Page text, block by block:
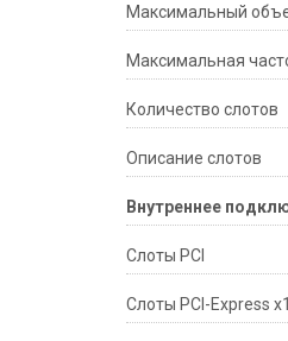
Максимальный
Максимальная
Количество слотов
Описание слотов
Внутреннее
Слоты PCI
Слоты PCI-Express x1